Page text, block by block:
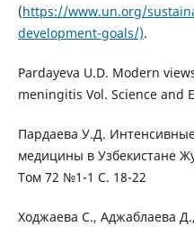
(https://www.un.org/
development-goals/).
Pardayeva U.D. Modern
meningitis Vol. Science and
Пардаева У.Д.
медицины в Узбекистане
Том 72 №1-1 С. 18-22
Ходжаева С., Аджаблаева